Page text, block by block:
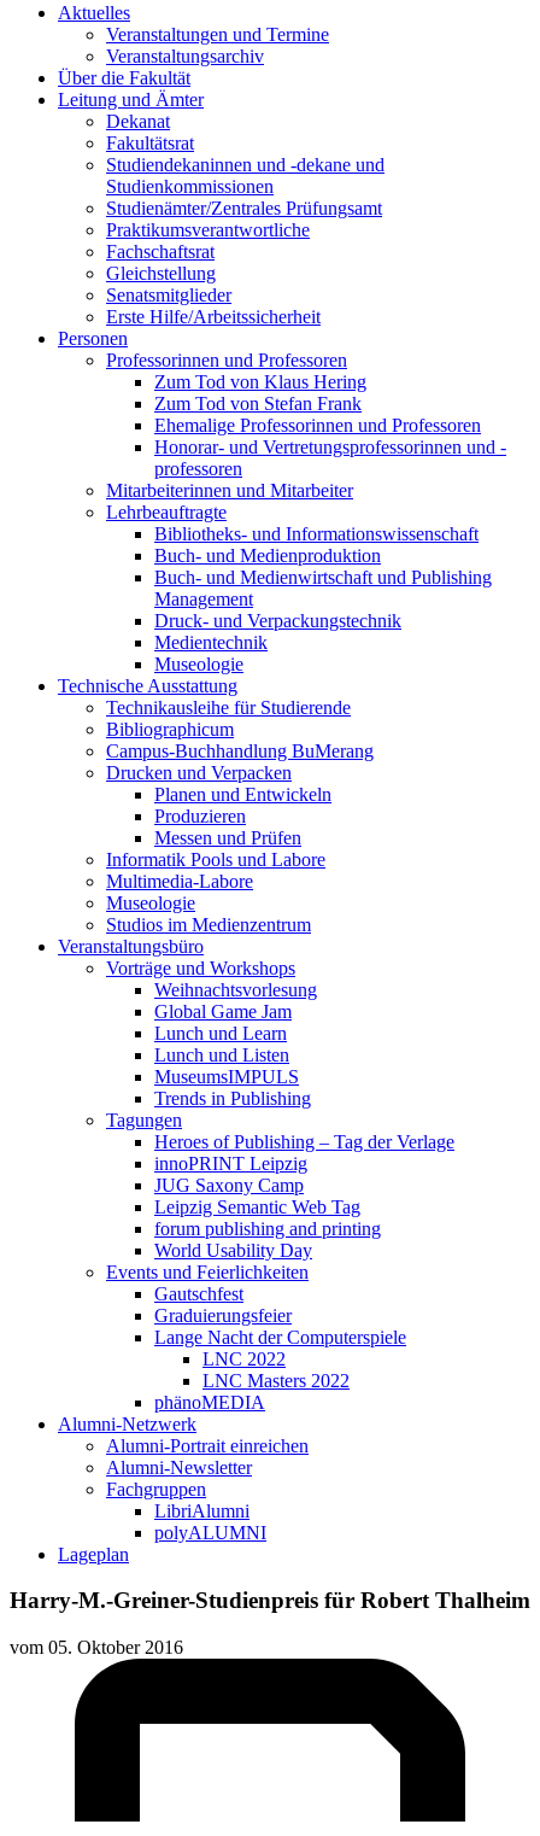
Aktuelles
Veranstaltungen und Termine
Veranstaltungsarchiv
Über die Fakultät
Leitung und Ämter
Dekanat
Fakultätsrat
Studiendekaninnen und -dekane und
Studienkommissionen
Studienämter/Zentrales Prüfungsamt
Praktikumsverantwortliche
Fachschaftsrat
Gleichstellung
Senatsmitglieder
Erste Hilfe/Arbeitssicherheit
Personen
Professorinnen und Professoren
Zum Tod von Klaus Hering
Zum Tod von Stefan Frank
Ehemalige Professorinnen und Professoren
Honorar- und Vertretungsprofessorinnen und -
professoren
Mitarbeiterinnen und Mitarbeiter
Lehrbeauftragte
Bibliotheks- und Informationswissenschaft
Buch- und Medienproduktion
Buch- und Medienwirtschaft und Publishing
Management
Druck- und Verpackungstechnik
Medientechnik
Museologie
Technische Ausstattung
Technikausleihe für Studierende
Bibliographicum
Campus-Buchhandlung BuMerang
Drucken und Verpacken
Planen und Entwickeln
Produzieren
Messen und Prüfen
Informatik Pools und Labore
Multimedia-Labore
Museologie
Studios im Medienzentrum
Veranstaltungsbüro
Vorträge und Workshops
Weihnachtsvorlesung
Global Game Jam
Lunch und Learn
Lunch und Listen
MuseumsIMPULS
Trends in Publishing
Tagungen
Heroes of Publishing – Tag der Verlage
innoPRINT Leipzig
JUG Saxony Camp
Leipzig Semantic Web Tag
forum publishing and printing
World Usability Day
Events und Feierlichkeiten
Gautschfest
Graduierungsfeier
Lange Nacht der Computerspiele
LNC 2022
LNC Masters 2022
phänoMEDIA
Alumni-Netzwerk
Alumni-Portrait einreichen
Alumni-Newsletter
Fachgruppen
LibriAlumni
polyALUMNI
Lageplan
Harry-M.-Greiner-Studienpreis für Robert Thalheim
vom 05. Oktober 2016